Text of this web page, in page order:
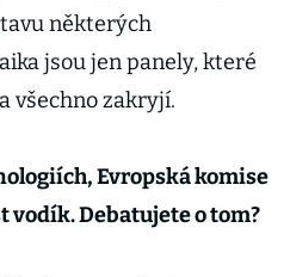
některých
jsou jen panely, které
všechno zakryjí.
Evropská komise
vodík. Debatujete o tom?